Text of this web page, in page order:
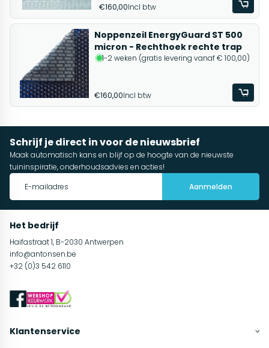
€160,00Incl btw
Noppenzeil EnergyGuard ST 500
micron - Rechthoek rechte trap
1-2 weken (gratis levering vanaf € 100,00)
€160,00Incl btw
Schrijf je direct in voor de nieuwsbrief
Maak automatisch kans en blijf op de hoogte van de nieuwste
tuininspiratie, onderhoudsadvies en acties!
Aanmelden
Het bedrijf
Haifastraat 1, B-2030 Antwerpen
info@antonsen.be
+32 (0)3 542 6110
Klantenservice